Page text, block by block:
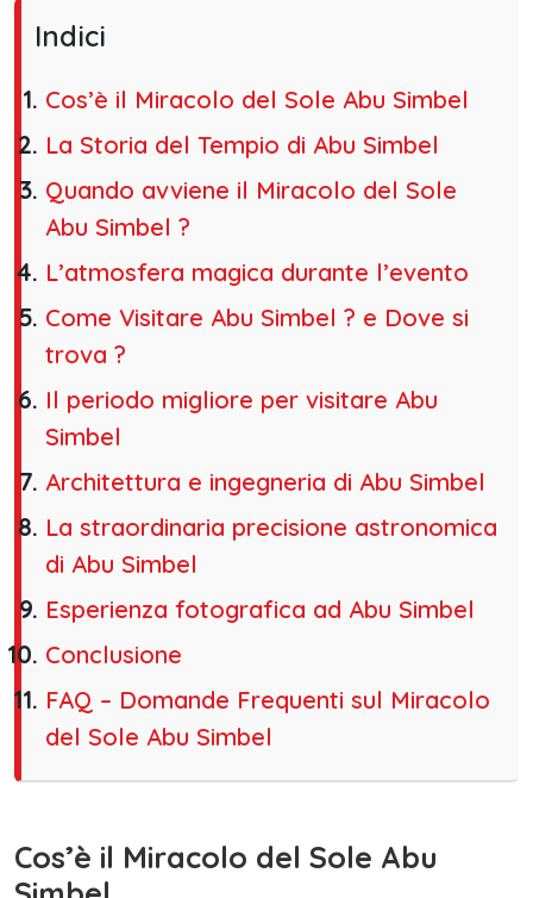
Indici
Cos’è il Miracolo del Sole Abu Simbel
La Storia del Tempio di Abu Simbel
Quando avviene il Miracolo del Sole
Abu Simbel ?
L’atmosfera magica durante l’evento
Come Visitare Abu Simbel ? e Dove si
trova ?
Il periodo migliore per visitare Abu
Simbel
Architettura e ingegneria di Abu Simbel
La straordinaria precisione astronomica
di Abu Simbel
Esperienza fotografica ad Abu Simbel
Conclusione
FAQ – Domande Frequenti sul Miracolo
del Sole Abu Simbel
Cos’è il Miracolo del Sole Abu